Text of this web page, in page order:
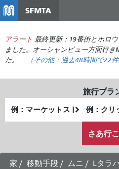
コ
ン
テ
ン
ツ
移
SFMTA
アラート 最終更新：19番街とホロ
ました。オーシャンビュー方面行き
た。
（その他： 過去48時間で22件
旅行プラ
出
発
終
了
が
ど
の
さあ行
家 移動手段 ムニ
Lタラ